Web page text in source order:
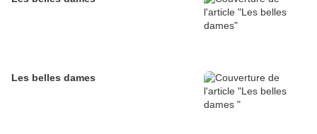
Les belles dames